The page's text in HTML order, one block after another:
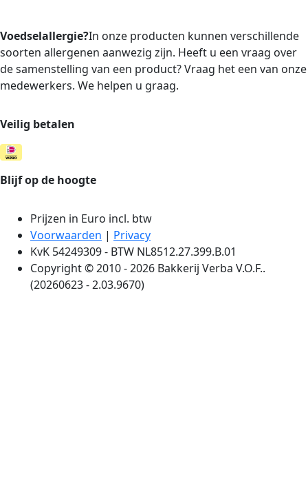
Voedselallergie?In onze producten kunnen verschillende
soorten allergenen aanwezig zijn. Heeft u een vraag over
de samenstelling van een product? Vraag het een van onze
medewerkers. We helpen u graag.
Veilig betalen
Blijf op de hoogte
Prijzen in Euro incl. btw
Voorwaarden | Privacy
KvK 54249309 - BTW NL8512.27.399.B.01
Copyright © 2010 - 2026 Bakkerij Verba V.O.F..
(20260623 - 2.03.9670)